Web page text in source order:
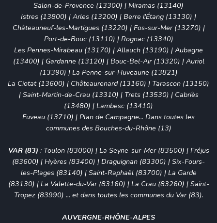
Salon-de-Provence (13300) | Miramas (13140)
Istres (13800) | Arles (13200) | Berre l'Étang (13130) |
Châteauneuf-les-Martigues (13220) | Fos-sur-Mer (13270) |
Port-de-Bouc (13110) | Rognac (13340)
Les Pennes-Mirabeau (13170) | Allauch (13190) | Aubagne
(13400) | Gardanne (13120) | Bouc-Bel-Air (13320) | Auriol
(13390) | La Penne-sur-Huveaune (13821)
La Ciotat (13600) | Châteaurenard (13160) | Tarascon (13150)
| Saint-Martin-de-Crau (13310) | Trets (13530) | Cabriès
(13480) | Lambesc (13410)
Fuveau (13710) | Plan de Campagne... Dans toutes les
communes des Bouches-du-Rhône (13)
VAR (83) : Toulon (83000) | La Seyne-sur-Mer (83500) | Fréjus
(83600) | Hyères (83400) | Draguignan (83300) | Six-Fours-
les-Plages (83140) | Saint-Raphaël (83700) | La Garde
(83130) | La Valette-du-Var (83160) | La Crau (83260) | Saint-
Tropez (83990) ... et dans toutes les communes du Var (83).
AUVERGNE-RHÔNE-ALPES